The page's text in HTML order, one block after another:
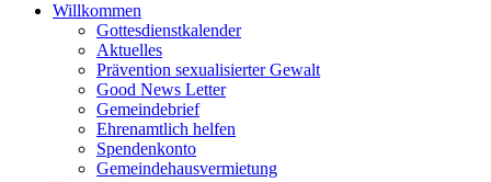
Willkommen
Gottesdienstkalender
Aktuelles
Prävention sexualisierter Gewalt
Good News Letter
Gemeindebrief
Ehrenamtlich helfen
Spendenkonto
Gemeindehausvermietung